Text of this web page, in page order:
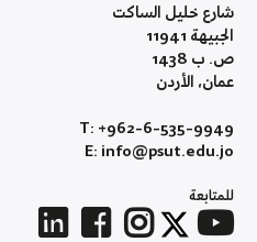
شارع خليل الساكت
الجبيهة 11941
ص. ب 1438
عمان، الأردن
T: +962-6-535-9949
E: info@psut.edu.jo
للمتابعة